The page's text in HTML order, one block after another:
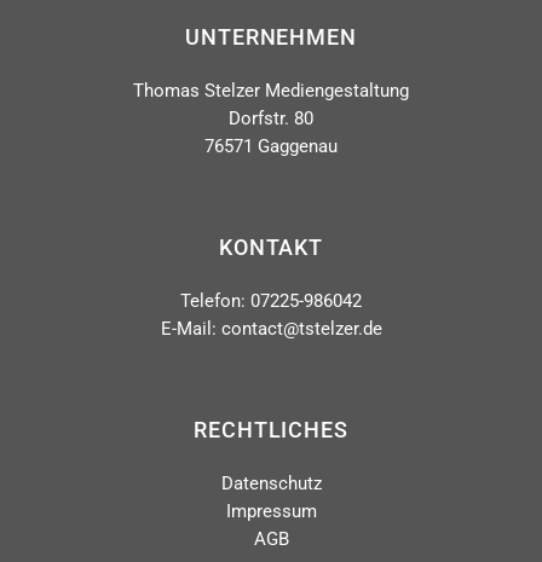
UNTERNEHMEN
Thomas Stelzer Mediengestaltung
Dorfstr. 80
76571 Gaggenau
KONTAKT
Telefon: 07225-986042
E-Mail: contact@tstelzer.de
RECHTLICHES
Datenschutz
Impressum
AGB